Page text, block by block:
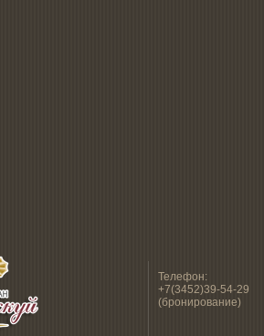
Телефон:
+7(3452)39-54-29
(бронирование)